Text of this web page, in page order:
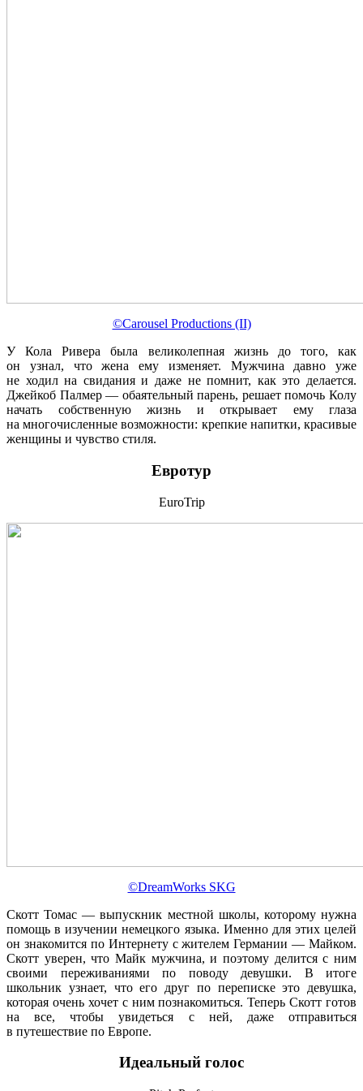
©Carousel Productions (II)
У Кола Ривера была великолепная жизнь до того, как
он узнал, что жена ему изменяет. Мужчина давно уже
не ходил на свидания и даже не помнит, как это делается.
Джейкоб Палмер — обаятельный парень, решает помочь Колу
начать собственную жизнь и открывает ему глаза
на многочисленные возможности: крепкие напитки, красивые
женщины и чувство стиля.
Евротур
EuroTrip
©DreamWorks SKG
Скотт Томас — выпускник местной школы, которому нужна
помощь в изучении немецкого языка. Именно для этих целей
он знакомится по Интернету с жителем Германии — Майком.
Скотт уверен, что Майк мужчина, и поэтому делится с ним
своими переживаниями по поводу девушки. В итоге
школьник узнает, что его друг по переписке это девушка,
которая очень хочет с ним познакомиться. Теперь Скотт готов
на все, чтобы увидеться с ней, даже отправиться
в путешествие по Европе.
Идеальный голос